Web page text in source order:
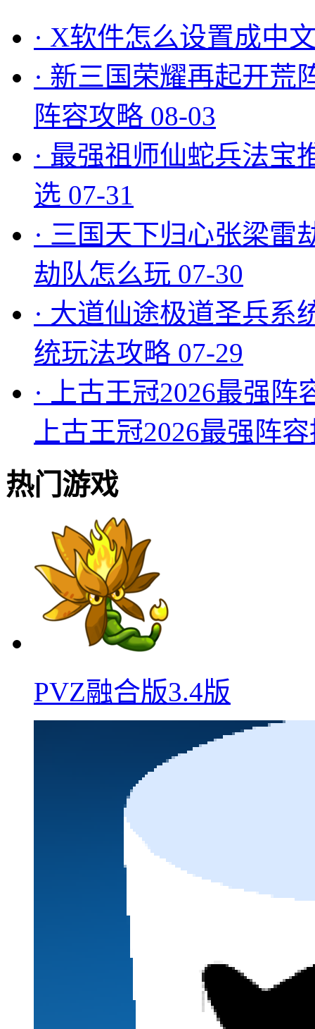
· X软件怎么设置成中
· 新三国荣耀再起开荒
阵容攻略 08-03
· 最强祖师仙蛇兵法宝
选 07-31
· 三国天下归心张梁雷
劫队怎么玩 07-30
· 大道仙途极道圣兵系
统玩法攻略 07-29
·
上古王冠2026最强
上古王冠2026最强阵
热门游戏
PVZ融合版3.4版